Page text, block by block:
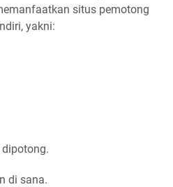
situs pemotong
yakni:
di sana.